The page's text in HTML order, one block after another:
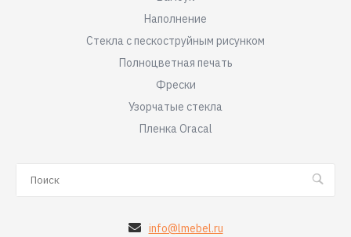
Наполнение
Стекла с пескоструйным рисунком
Полноцветная печать
Фрески
Узорчатые стекла
Пленка Oracal
info@lmebel.ru